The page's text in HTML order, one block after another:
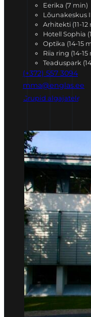
Eerika (7 min)
Lõunakeskus
Arhitekti (11-12
Hotell Sophia
Optika (14-15
Riia ring (14-15
Teaduspark
(+372) 557 3094
mma@englas.ee
Grupid algajatele